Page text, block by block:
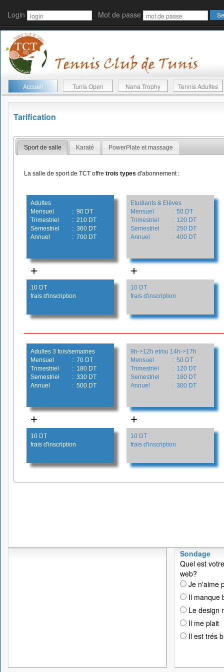
Login Mot de passe
Accueil Tunis Open Nana Trophy Tennis Adultes
Tarification
Sport de salle Karaté PowerPlate et massage
La salle de sport de TCT offre trois types d'abonnement :
Adultes
Mensuel
: 90 DT
Trimestriel
: 210 DT
Semestriel
: 360 DT
Annuel
: 700 DT
Etudiants & Elèves
Mensuel
: 50 DT
Trimestriel
: 120 DT
Semestriel
: 250 DT
Annuel
: 400 DT
+ +
10 DT
frais d'inscription
10 DT
frais d'inscription
Adultes 3 fois/semaines
Mensuel
: 70 DT
Trimestriel
: 180 DT
Semestriel
: 330 DT
Annuel
: 500 DT
9h->12h et/ou 14h->17h
Mensuel
: 50 DT
Trimestriel
: 120 DT
Semestriel
: 180 DT
Annuel
: 300 DT
+ +
10 DT
frais d'inscription
10 DT
frais d'inscription
Sondage
Quel est
web?
Je n'aime
Il manque
Le design
Il me plait
Il est trés